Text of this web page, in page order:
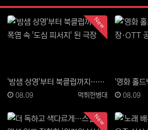
New
'밤샘 상영'부터 북클럽까지…폭염 속 '도심 피서지' …
등록자
먹튀헌병대
등록일
08.09 등록일
08.09
New